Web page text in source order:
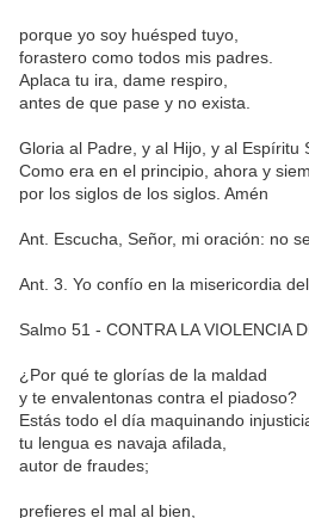
porque yo soy huésped tuyo,
forastero como todos mis padres.
Aplaca tu ira, dame respiro,
antes de que pase y no exista.
Gloria al Padre, y al Hijo, y al Espíritu
Como era en el principio, ahora y
por los siglos de los siglos. Amén
Ant. Escucha, Señor, mi oración: no
Ant. 3. Yo confío en la misericordia
Salmo 51 - CONTRA LA VIOLENCIA
¿Por qué te glorías de la maldad
y te envalentonas contra el piadoso?
Estás todo el día maquinando
tu lengua es navaja afilada,
autor de fraudes;
prefieres el mal al bien,